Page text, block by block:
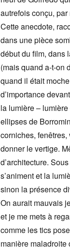
autrefois conçu,
Cette anecdote,
dans une pièce
début du film, dans
(mais quand a-t-on
quand il était
d’importance
la lumière –
ellipses de
corniches, fenêtres,
donner le vertige.
d’architecture.
s’animent et la
sinon la présence
On aurait mauvais
et je me mets à
comme les tics
manière maladroite